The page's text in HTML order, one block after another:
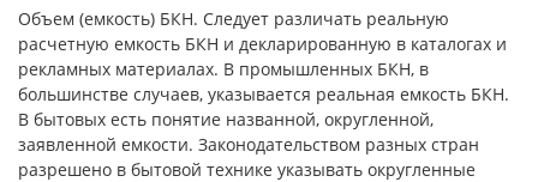
Объем (емкость) БКН. Следует различать реальную
расчетную емкость БКН и декларированную в каталогах и
рекламных материалах. В промышленных БКН, в
большинстве случаев, указывается реальная емкость БКН.
В бытовых есть понятие названной, округленной,
заявленной емкости. Законодательством разных стран
разрешено в бытовой технике указывать округленные